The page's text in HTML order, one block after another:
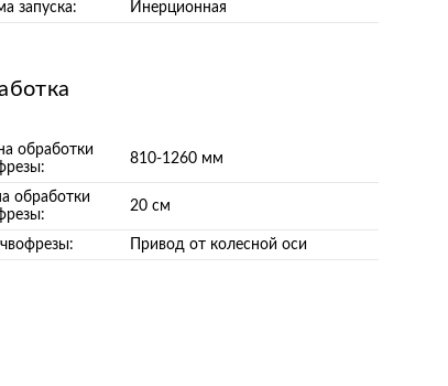
запуска: Инерционная
обработки
810-1260 мм
обработки
20 см
Привод от колесной оси